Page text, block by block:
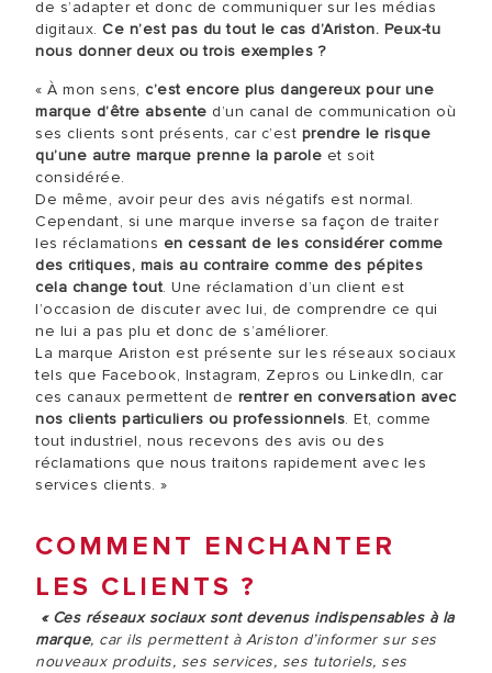
de s’adapter et donc de communiquer sur les médias
digitaux. Ce n’est pas du tout le cas d’Ariston. Peux-tu
nous donner deux ou trois exemples ?
« À mon sens, c’est encore plus dangereux pour une
marque d’être absente d’un canal de communication où
ses clients sont présents, car c’est prendre le risque
qu’une autre marque prenne la parole et soit
considérée.
De même, avoir peur des avis négatifs est normal.
Cependant, si une marque inverse sa façon de traiter
les réclamations en cessant de les considérer comme
des critiques, mais au contraire comme des pépites
cela change tout. Une réclamation d’un client est
l’occasion de discuter avec lui, de comprendre ce qui
ne lui a pas plu et donc de s’améliorer.
La marque Ariston est présente sur les réseaux sociaux
tels que Facebook, Instagram, Zepros ou LinkedIn, car
ces canaux permettent de rentrer en conversation avec
nos clients particuliers ou professionnels. Et, comme
tout industriel, nous recevons des avis ou des
réclamations que nous traitons rapidement avec les
services clients. »
COMMENT ENCHANTER
LES CLIENTS ?
« Ces réseaux sociaux sont devenus indispensables à la
marque, car ils permettent à Ariston d’informer sur ses
nouveaux produits, ses services, ses tutoriels, ses